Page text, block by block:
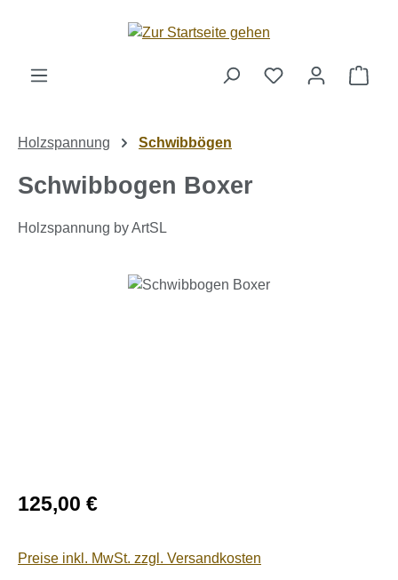
Zum Hauptinhalt springen
Holzspannung Schwibbögen
Schwibbogen Boxer
Holzspannung by ArtSL
Bildergalerie überspringen
Regulärer Preis:
125,00 €
Preise inkl. MwSt. zzgl. Versandkosten